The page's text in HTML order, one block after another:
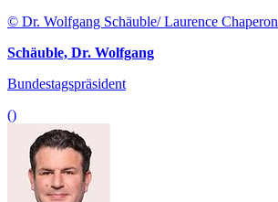
© Dr. Wolfgang Schäuble/ Laurence Chaperon
Schäuble, Dr. Wolfgang
Bundestagspräsident
()